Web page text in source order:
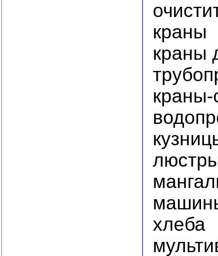
краны
краны
хлеба